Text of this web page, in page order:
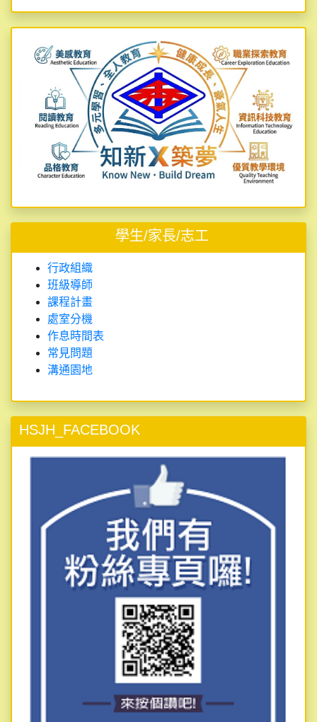
學生/家長/志工
行政組織
班級導師
課程計畫
處室分機
作息時間表
常見問題
溝通園地
HSJH_FACEBOOK